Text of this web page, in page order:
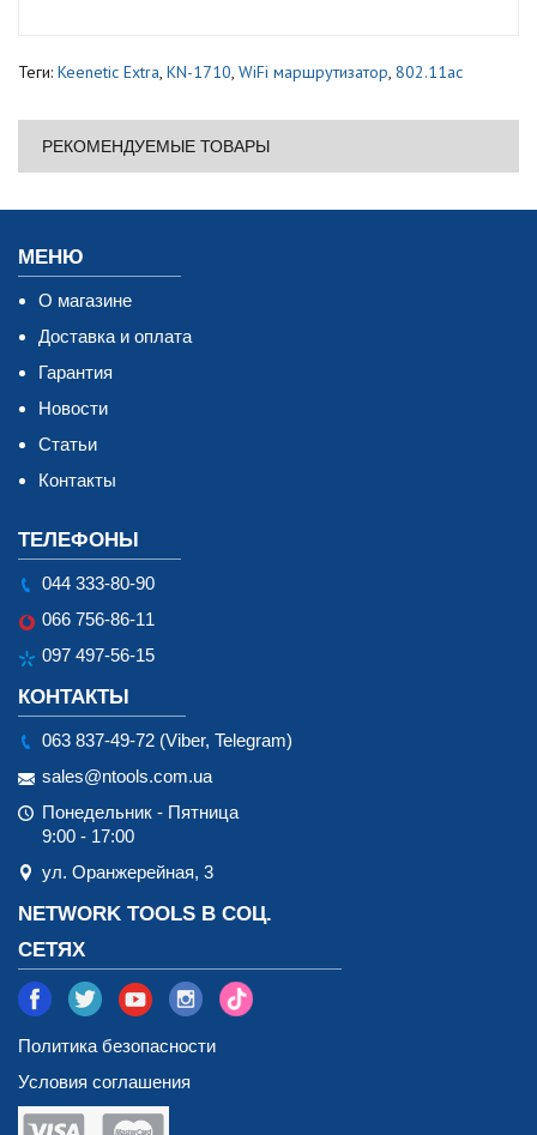
Теги: Keenetic Extra, KN-1710, WiFi маршрутизатор, 802.11ac
РЕКОМЕНДУЕМЫЕ ТОВАРЫ
МЕНЮ
О магазине
Доставка и оплата
Гарантия
Новости
Статьи
Контакты
ТЕЛЕФОНЫ
044 333-80-90
066 756-86-11
097 497-56-15
КОНТАКТЫ
063 837-49-72 (Viber, Telegram)
sales@ntools.com.ua
Понедельник - Пятница
9:00 - 17:00
ул. Оранжерейная, 3
NETWORK TOOLS В СОЦ.
СЕТЯХ
Политика безопасности
Условия соглашения